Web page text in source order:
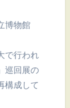
博物館
で行われ
巡回展の
構成して